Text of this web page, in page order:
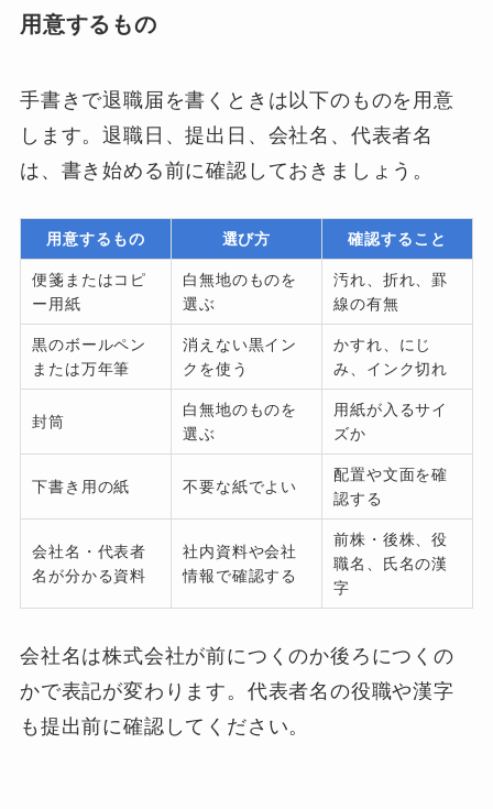
用意するもの
手書きで退職届を書くときは以下のものを用意
します。退職日、提出日、会社名、代表者名
は、書き始める前に確認しておきましょう。
用意するもの 選び方 確認すること
便箋またはコピ
ー用紙
白無地のものを
選ぶ
汚れ、折れ、罫
線の有無
黒のボールペン
または万年筆
消えない黒イン
クを使う
かすれ、にじ
み、インク切れ
封筒
白無地のものを
選ぶ
用紙が入るサイ
ズか
下書き用の紙 不要な紙でよい
配置や文面を確
認する
会社名・代表者
名が分かる資料
社内資料や会社
情報で確認する
前株・後株、役
職名、氏名の漢
字
会社名は株式会社が前につくのか後ろにつくの
かで表記が変わります。代表者名の役職や漢字
も提出前に確認してください。